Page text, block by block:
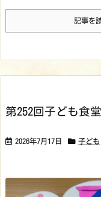
記事を
第252回子ども食
2026年7月17日 子ども